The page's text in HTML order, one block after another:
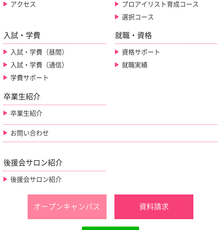
アクセス
プロアイリスト育成コース
選択コース
入試・学費
入試・学費（昼間）
入試・学費（通信）
学費サポート
就職・資格
資格サポート
就職実績
卒業生紹介
卒業生紹介
お問い合わせ
後援会サロン紹介
後援会サロン紹介
オープンキャンパス 資料請求